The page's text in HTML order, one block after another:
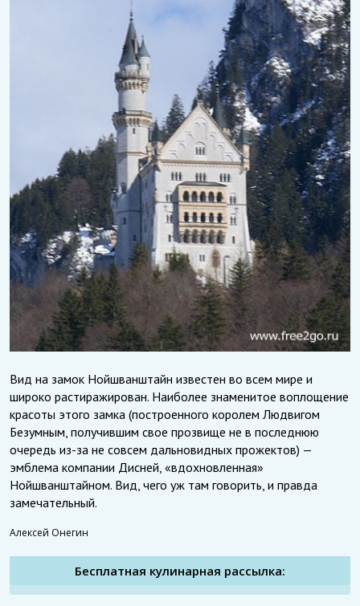
Вид на замок Нойшванштайн известен во всем мире и
широко растиражирован. Наиболее знаменитое воплощение
красоты этого замка (построенного королем Людвигом
Безумным, получившим свое прозвище не в последнюю
очередь из-за не совсем дальновидных прожектов) —
эмблема компании Дисней, «вдохновленная»
Нойшванштайном. Вид, чего уж там говорить, и правда
замечательный.
Алексей Онегин
Бесплатная кулинарная рассылка: